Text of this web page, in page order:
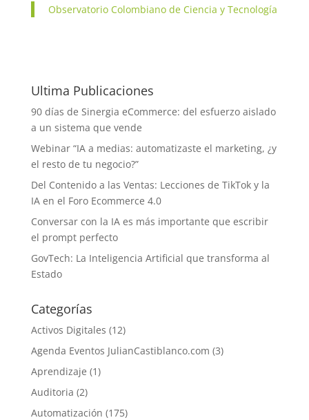
Observatorio Colombiano de Ciencia y Tecnología
Ultima Publicaciones
90 días de Sinergia eCommerce: del esfuerzo aislado
a un sistema que vende
Webinar “IA a medias: automatizaste el marketing, ¿y
el resto de tu negocio?”
Del Contenido a las Ventas: Lecciones de TikTok y la
IA en el Foro Ecommerce 4.0
Conversar con la IA es más importante que escribir
el prompt perfecto
GovTech: La Inteligencia Artificial que transforma al
Estado
Categorías
Activos Digitales (12)
Agenda Eventos JulianCastiblanco.com (3)
Aprendizaje (1)
Auditoria (2)
Automatización (175)